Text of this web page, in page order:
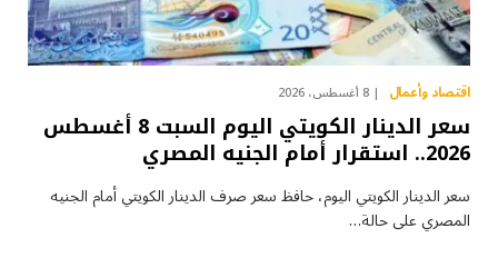
اقتصاد وأعمال 8 أغسطس، 2026
سعر الدينار الكويتي اليوم السبت 8 أغسطس
2026.. استقرار أمام الجنيه المصري
سعر الدينار الكويتي اليوم، حافظ سعر صرف الدينار الكويتي أمام الجنيه
المصري على حالة…